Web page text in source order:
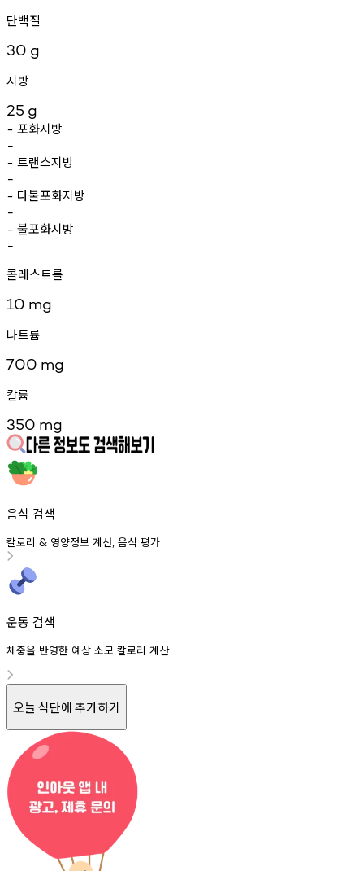
단백질
30 g
지방
25 g
- 포화지방
-
- 트랜스지방
-
- 다불포화지방
-
- 불포화지방
-
콜레스트롤
10 mg
나트륨
700 mg
칼륨
350 mg
음식 검색
칼로리 & 영양정보 계산, 음식 평가
운동 검색
체중을 반영한 예상 소모 칼로리 계산
오늘 식단에 추가하기